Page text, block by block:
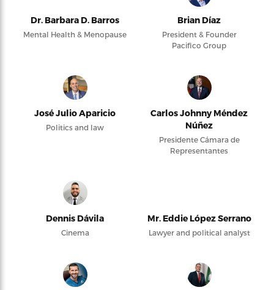
Dr. Barbara D. Barros
Mental Health & Menopause
Brian Díaz
President & Founder
Pacifico Group
José Julio Aparicio
Politics and law
Carlos Johnny Méndez
Núñez
Presidente Cámara de
Representantes
Dennis Dávila
Cinema
Mr. Eddie López Serrano
Lawyer and political analyst